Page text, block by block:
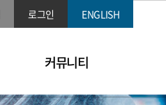
로그인 ENGLISH
커뮤니티